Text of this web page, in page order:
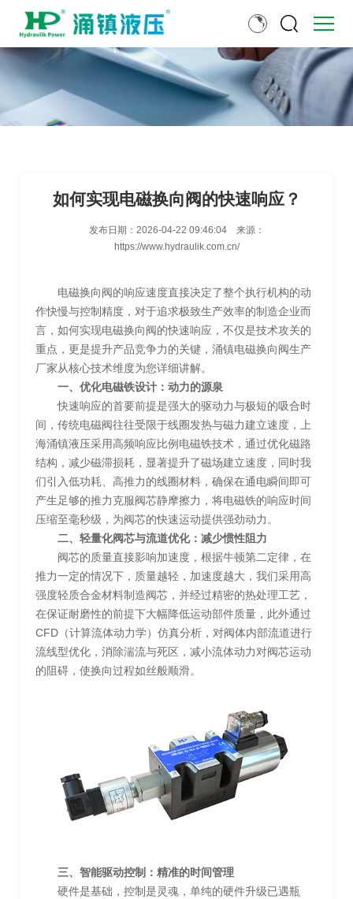
如何实现电磁换向阀的快速响应？
发布日期： 2026-04-22 09:46:04
来源：
https://www.hydraulik.com.cn/
电磁换向阀的响应速度直接决定了整个执行机构的动
作快慢与控制精度，对于追求极致生产效率的制造企业而
言，如何实现电磁换向阀的快速响应，不仅是技术攻关的
重点，更是提升产品竞争力的关键，涌镇电磁换向阀生产
厂家从核心技术维度为您详细讲解。
一、优化电磁铁设计：动力的源泉
快速响应的首要前提是强大的驱动力与极短的吸合时
间，传统电磁阀往往受限于线圈发热与磁力建立速度，上
海涌镇液压采用高频响应比例电磁铁技术，通过优化磁路
结构，减少磁滞损耗，显著提升了磁场建立速度，同时我
们引入低功耗、高推力的线圈材料，确保在通电瞬间即可
产生足够的推力克服阀芯静摩擦力，将电磁铁的响应时间
压缩至毫秒级，为阀芯的快速运动提供强劲动力。
二、轻量化阀芯与流道优化：减少惯性阻力
阀芯的质量直接影响加速度，根据牛顿第二定律，在
推力一定的情况下，质量越轻，加速度越大，我们采用高
强度轻质合金材料制造阀芯，并经过精密的热处理工艺，
在保证耐磨性的前提下大幅降低运动部件质量，此外通过
CFD（计算流体动力学）仿真分析，对阀体内部流道进行
流线型优化，消除湍流与死区，减小流体动力对阀芯运动
的阻碍，使换向过程如丝般顺滑。
三、智能驱动控制：精准的时间管理
硬件是基础，控制是灵魂，单纯的硬件升级已遇瓶